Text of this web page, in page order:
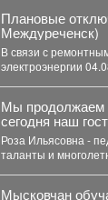
Плановые
Междуреченск)
В связи с
Мы продолжаем
сегодня наш
студии «Просто
Роза Ильясовна.
Роза Ильясовна -
таланты и
Мысковчан